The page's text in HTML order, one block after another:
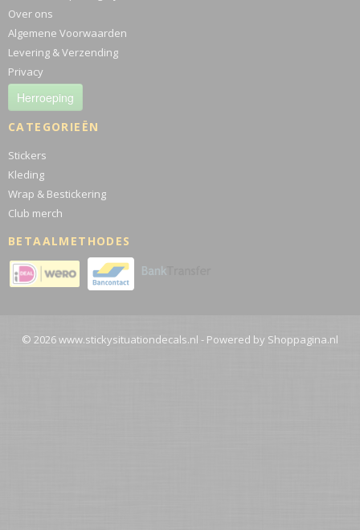
Over ons
Algemene Voorwaarden
Levering & Verzending
Privacy
Herroeping
CATEGORIEËN
Stickers
Kleding
Wrap & Bestickering
Club merch
BETAALMETHODES
© 2026 www.stickysituationdecals.nl - Powered by Shoppagina.nl